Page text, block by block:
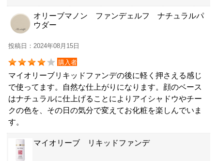
オリーブマノン ファンデェルフ ナチュラルパ
ウダー
投稿日：2024年08月15日
購入者
マイオリーブリキッドファンデの後に軽く押さえる感じ
で使ってます。自然な仕上がりになります。顔のベース
はナチュラルに仕上げることによりアイシャドウやチー
クの色を、その日の気分で変えてお化粧を楽しんでいま
す。
マイオリーブ リキッドファンデ